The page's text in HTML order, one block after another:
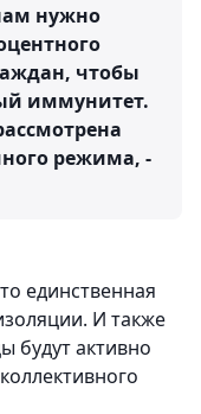
нужно
чтобы
иммунитет.
режима, -
единственная
И также
будут активно